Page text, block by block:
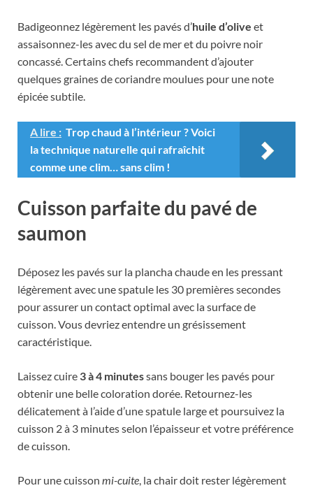
Badigeonnez légèrement les pavés d’huile d’olive et
assaisonnez-les avec du sel de mer et du poivre noir
concassé. Certains chefs recommandent d’ajouter
quelques graines de coriandre moulues pour une note
épicée subtile.
A lire : Trop chaud à l’intérieur ? Voici
la technique naturelle qui rafraîchit
comme une clim… sans clim !
Cuisson parfaite du pavé de
saumon
Déposez les pavés sur la plancha chaude en les pressant
légèrement avec une spatule les 30 premières secondes
pour assurer un contact optimal avec la surface de
cuisson. Vous devriez entendre un grésissement
caractéristique.
Laissez cuire 3 à 4 minutessans bouger les pavés pour
obtenir une belle coloration dorée. Retournez-les
délicatement à l’aide d’une spatule large et poursuivez la
cuisson 2 à 3 minutes selon l’épaisseur et votre préférence
de cuisson.
Pour une cuisson mi-cuite, la chair doit rester légèrement